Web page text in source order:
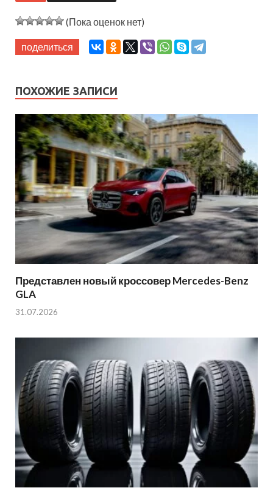
(Пока оценок нет)
поделиться
ПОХОЖИЕ ЗАПИСИ
Представлен новый кроссовер Mercedes-Benz
GLA
31.07.2026